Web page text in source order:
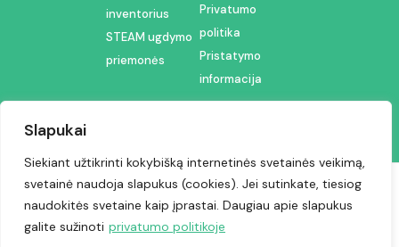
Slapukai
Siekiant užtikrinti kokybišką internetinės svetainės veikimą,
svetainė naudoja slapukus (cookies). Jei sutinkate, tiesiog
naudokitės svetaine kaip įprastai. Daugiau apie slapukus
galite sužinoti privatumo politikoje
inventorius
STEAM ugdymo
priemonės
Privatumo
politika
Pristatymo
informacija
Visos teisės saugomos © 2024 | Kodėlčiukas